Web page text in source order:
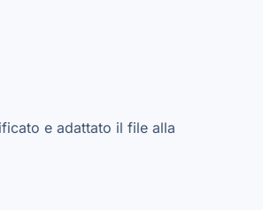
e adattato il file alla